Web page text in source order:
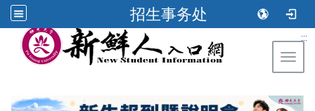
招生事务处
:::